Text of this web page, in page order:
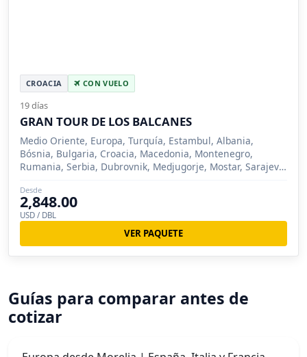
CROACIA CON VUELO
19 días
GRAN TOUR DE LOS BALCANES
Medio Oriente, Europa, Turquía, Estambul, Albania,
Bósnia, Bulgaria, Croacia, Macedonia, Montenegro,
Rumania, Serbia, Dubrovnik, Medjugorje, Mostar, Sarajevo,
Kotor, Budva, Shkoder, Ohrid, Skopie, Belgrado
Desde
2,848.00
USD / DBL
VER PAQUETE
Guías para comparar antes de
cotizar